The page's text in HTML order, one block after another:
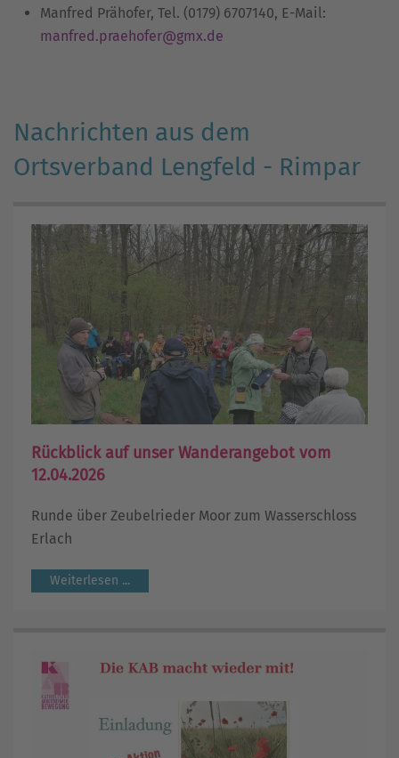
Manfred Prähofer, Tel. (0179) 6707140, E-Mail:
manfred.praehofer@gmx.de
Nachrichten aus dem
Ortsverband Lengfeld - Rimpar
Rückblick auf unser Wanderangebot vom
12.04.2026
Runde über Zeubelrieder Moor zum Wasserschloss
Erlach
Weiterlesen ...